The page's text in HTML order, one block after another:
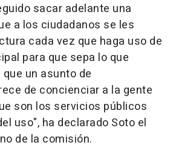
sacar adelante una
a los ciudadanos se les
cada vez que haga uso de
para que sepa lo que
un asunto de
de concienciar a la gente
son los servicios públicos
uso", ha declarado Soto el
de la comisión.